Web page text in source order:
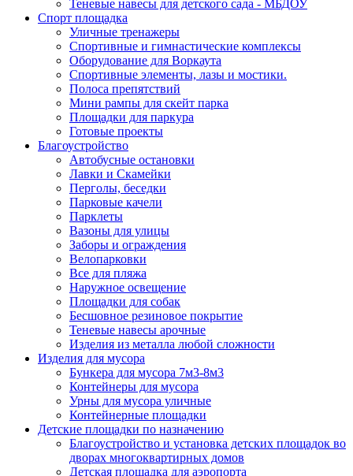
Теневые навесы для детского сада - МБДОУ
Спорт площадка
Уличные тренажеры
Спортивные и гимнастические комплексы
Оборудование для Воркаута
Спортивные элементы, лазы и мостики.
Полоса препятствий
Мини рампы для скейт парка
Площадки для паркура
Готовые проекты
Благоустройство
Автобусные остановки
Лавки и Скамейки
Перголы, беседки
Парковые качели
Парклеты
Вазоны для улицы
Заборы и ограждения
Велопарковки
Все для пляжа
Наружное освещение
Площадки для собак
Бесшовное резиновое покрытие
Теневые навесы арочные
Изделия из металла любой сложности
Изделия для мусора
Бункера для мусора 7м3-8м3
Контейнеры для мусора
Урны для мусора уличные
Контейнерные площадки
Детские площадки по назначению
Благоустройство и установка детских площадок во
дворах многоквартирных домов
Детская площадка для аэропорта